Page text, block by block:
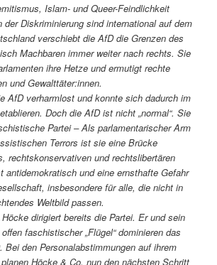
Islam- und Queer-Feindlichkeit
der Diskriminierung sind international auf dem
verschiebt die AfD die Grenzen des
Machbaren immer weiter nach rechts. Sie
ihre Hetze und ermutigt rechte
und Gewalttäter:innen.
AfD verharmlost und konnte sich dadurch im
Doch die AfD ist nicht „normal“. Sie
Partei – Als parlamentarischer Arm
Terrors ist sie eine Brücke
rechtskonservativen und rechtslibertären
antidemokratisch und eine ernsthafte Gefahr
insbesondere für alle, die nicht in
Weltbild passen.
dirigiert bereits die Partei. Er und sein
faschistischer „Flügel“ dominieren das
Bei den Personalabstimmungen auf ihrem
Höcke & Co. nun den nächsten Schritt